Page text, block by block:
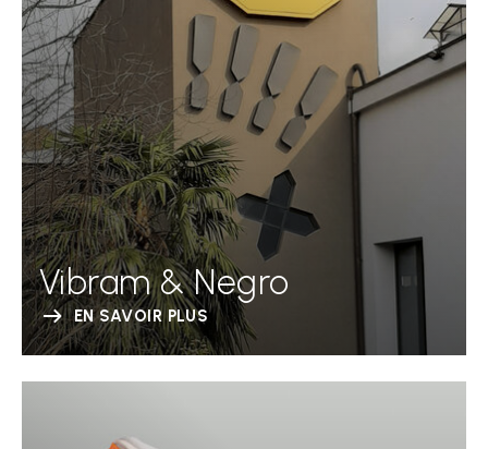
Vibram & Negro
EN SAVOIR PLUS